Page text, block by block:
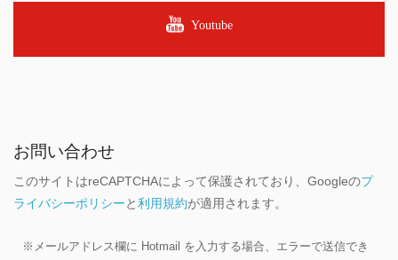
Youtube
お問い合わせ
このサイトはreCAPTCHAによって保護されており、Googleのプ
ライバシーポリシーと利用規約が適用されます。
※メールアドレス欄に Hotmail を入力する場合、エラーで送信でき